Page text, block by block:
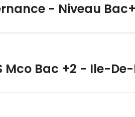
- Niveau
Bac +2 - Ile-